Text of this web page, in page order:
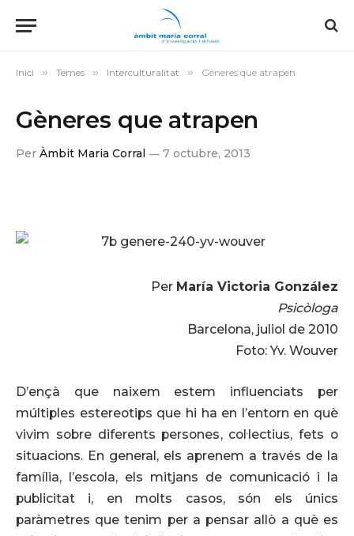
Inici » Temes » Interculturalitat » Gèneres que atrapen
Gèneres que atrapen
Per Àmbit Maria Corral 7 octubre, 2013
Per María Victoria González
Psicòloga
Barcelona, juliol de 2010
Foto: Yv. Wouver
D’ençà que naixem estem influenciats per
múltiples estereotips que hi ha en l’entorn en què
vivim sobre diferents persones, col·lectius, fets o
situacions. En general, els aprenem a través de la
família, l’escola, els mitjans de comunicació i la
publicitat i, en molts casos, són els únics
paràmetres que tenim per a pensar allò a què es